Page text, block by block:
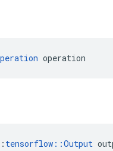
operation
tensorflow::Output